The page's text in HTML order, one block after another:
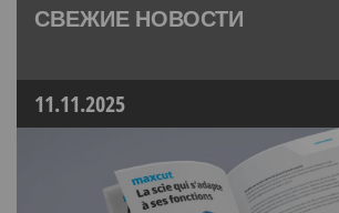
СВЕЖИЕ НОВОСТИ
11.11.2025